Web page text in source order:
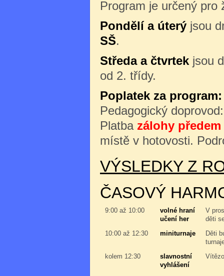
Program je určený pro
Pondělí a úterý jsou
SŠ.
Středa a čtvrtek jsou
od 2. třídy.
Poplatek za program:
Pedagogický
Platba zálohy
místě v hotovosti.
VÝSLEDKY Z
ČASOVÝ
9:00 až 10:00
volné hraní
učení her
V
děti
10:00 až 12:30
miniturnaje
Děti
kolem 12:30
slavnostní
vyhlášení